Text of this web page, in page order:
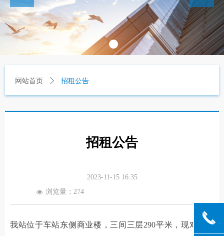
网站首页 ꄲ 招租公告
招租公告
2023-11-15 16:35
넶 浏览量： 274
我站位于车站东侧商业楼，三间三层290平米，现对外出
끅